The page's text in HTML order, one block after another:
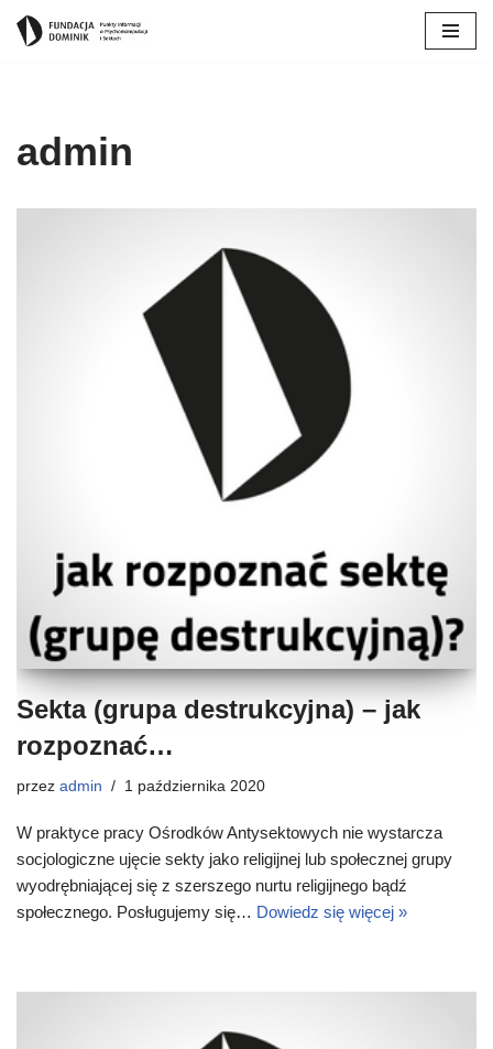
admin
Sekta (grupa destrukcyjna) – jak
rozpoznać…
przez admin 1 października 2020
W praktyce pracy Ośrodków Antysektowych nie wystarcza
socjologiczne ujęcie sekty jako religijnej lub społecznej grupy
wyodrębniającej się z szerszego nurtu religijnego bądź
społecznego. Posługujemy się… Dowiedz się więcej »